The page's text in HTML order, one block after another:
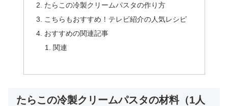
たらこの冷製クリームパスタの作り方
こちらもおすすめ！テレビ紹介の人気レシピ
おすすめの関連記事
関連
たらこの冷製クリームパスタの材料（1人